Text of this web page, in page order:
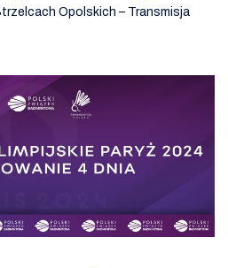
Opolskich – Transmisja